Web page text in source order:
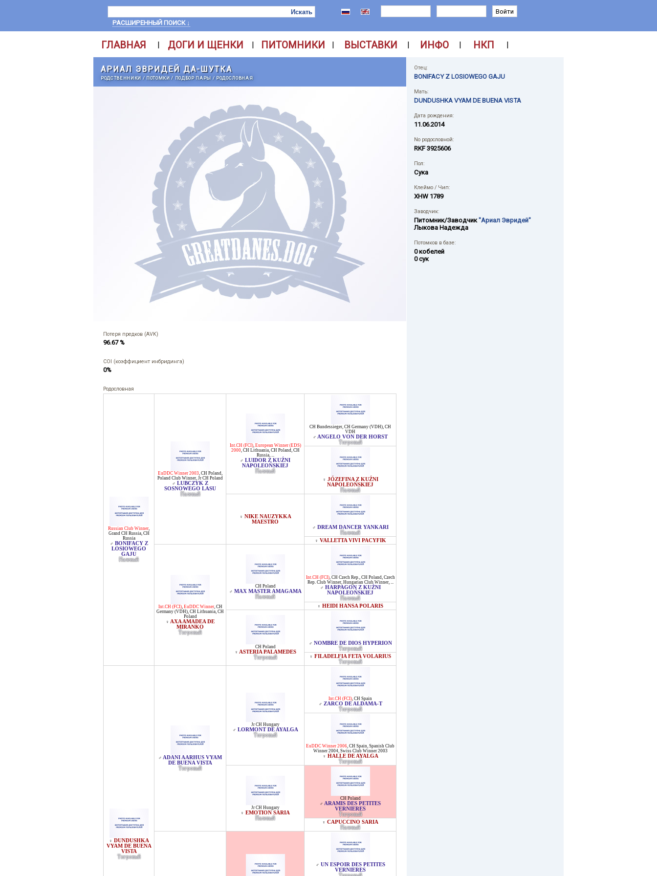
РАСШИРЕННЫЙ ПОИСК ↓
ГЛАВНАЯ | ДОГИ И ЩЕНКИ | ПИТОМНИКИ | ВЫСТАВКИ | ИНФО | НКП |
АРИАЛ ЭВРИДЕЙ ДА-ШУТКА
РОДСТВЕННИКИ / ПОТОМКИ/ ПОДБОР ПАРЫ / РОДОСЛОВНАЯ
Потеря предков (AVK)
96.67 %
COI (коэффициент инбридинга)
0%
Родословная
Russian Club Winner,
Grand CH Russia, CH
Russia
♂ BONIFACY Z
LOSIOWEGO
GAJU
Палевый
EuDDC Winner 2003, CH Poland,
Poland Club Winner, Jr CH Poland
♂ LUBCZYK Z
SOSNOWEGO LASU
Палевый
Int.CH (FCI), European Winner (EDS)
2000, CH Lithuania, CH Poland, CH
Russia, ...
♂ LUIDOR Z KUŹNI
NAPOLEOŃSKIEJ
Палевый
CH Bundessieger, CH Germany (VDH), CH
VDH
♂ ANGELO VON DER HORST
Тигровый
♀ JÓZEFINA Z KUŹNI
NAPOLEOŃSKIEJ
Палевый
♀ NIKE NAUZYKKA
MAESTRO
♂ DREAM DANCER YANKARI
Палевый
♀ VALLETTA VIVI PACYFIK
Int.CH (FCI), EuDDC Winner, CH
Germany (VDH), CH Lithuania, CH
Poland
♀ AXA AMADEA DE
MIRANKO
Тигровый
CH Poland
♂ MAX MASTER AMAGAMA
Палевый
Int.CH (FCI), CH Czech Rep., CH Poland, Czech
Rep. Club Winner, Hungarian Club Winner, ...
♂ HARPAGON Z KUŹNI
NAPOLEOŃSKIEJ
Палевый
♀ HEIDI HANSA POLARIS
CH Poland
♀ ASTERIA PALAMEDES
Тигровый
♂ NOMBRE DE DIOS HYPERION
Тигровый
♀ FILADELFIA FETA VOLARIUS
Тигровый
♀ DUNDUSHKA
VYAM DE BUENA
VISTA
Тигровый
♂ ADANI AARHUS VYAM
DE BUENA VISTA
Тигровый
Jr CH Hungary
♂ LORMONT DE AYALGA
Тигровый
Int.CH (FCI), CH Spain
♂ ZARCO DE ALDAMA-T
Тигровый
EuDDC Winner 2006, CH Spain, Spanish Club
Winner 2004, Swiss Club Winner 2003
♀ HALLE DE AYALGA
Тигровый
Jr CH Hungary
♀ EMOTION SARIA
Палевый
CH Poland
♂ ARAMIS DES PETITES
VERNIERES
Тигровый
♀ CAPUCCINO SARIA
Палевый
♂ UN ESPOIR DES PETITES
VERNIERES
Отец:
BONIFACY Z LOSIOWEGO GAJU
Мать:
DUNDUSHKA VYAM DE BUENA VISTA
Дата рождения:
11.06.2014
No родословной:
RKF 3925606
Пол:
Сука
Клеймо / Чип:
XHW 1789
Заводчик:
Питомник/Заводчик"Ариал Эвридей"
Лыкова Надежда
Потомков в базе:
0 кобелей
0 сук